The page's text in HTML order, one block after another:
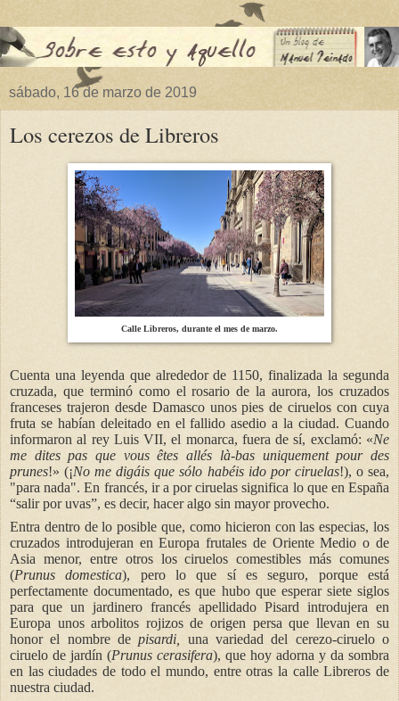
sábado, 16 de marzo de 2019
Los cerezos de Libreros
Calle Libreros, durante el mes de marzo.
Cuenta una leyenda que alrededor de 1150, finalizada la segunda
cruzada, que terminó como el rosario de la aurora, los cruzados
franceses trajeron desde Damasco unos pies de ciruelos con cuya
fruta se habían deleitado en el fallido asedio a la ciudad. Cuando
informaron al rey Luis VII, el monarca, fuera de sí, exclamó: «Ne
me dites pas que vous êtes allés là-bas uniquement pour des
prunes!» (¡No me digáis que sólo habéis ido por ciruelas!), o sea,
"para nada". En francés, ir a por ciruelas significa lo que en España
“salir por uvas”, es decir, hacer algo sin mayor provecho.
Entra dentro de lo posible que, como hicieron con las especias, los
cruzados introdujeran en Europa frutales de Oriente Medio o de
Asia menor, entre otros los ciruelos comestibles más comunes
(Prunus domestica), pero lo que sí es seguro, porque está
perfectamente documentado, es que hubo que esperar siete siglos
para que un jardinero francés apellidado Pisard introdujera en
Europa unos arbolitos rojizos de origen persa que llevan en su
honor el nombre depisardi, una variedad del cerezo-ciruelo o
ciruelo de jardín (Prunus cerasifera), que hoy adorna y da sombra
en las ciudades de todo el mundo, entre otras la calle Libreros de
nuestra ciudad.